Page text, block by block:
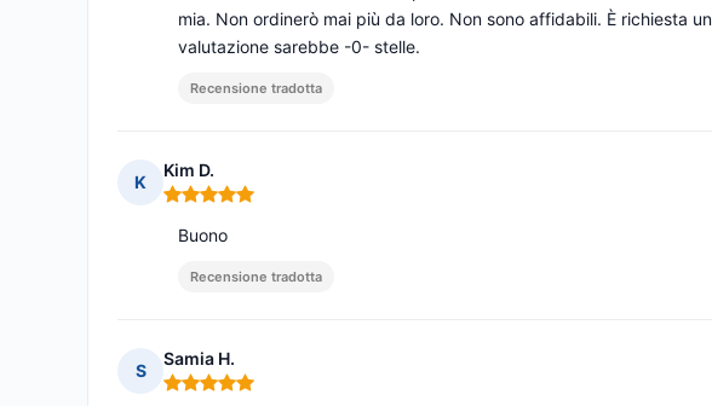
mia. Non ordinerò mai più da loro. Non sono affidabili. È richiesta
valutazione sarebbe -0- stelle.
Recensione tradotta
K
Kim D.
Nota: 5 su 5
Buono
Recensione tradotta
S
Samia H.
Nota: 5 su 5